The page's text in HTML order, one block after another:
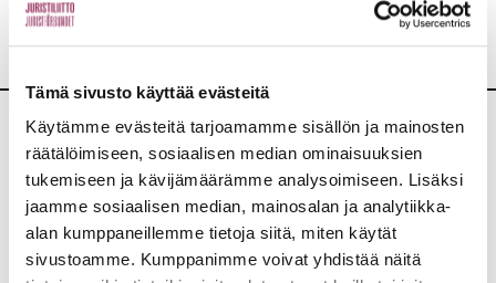
Tämä sivusto käyttää evästeitä
Käytämme evästeitä tarjoamamme sisällön ja mainosten
räätälöimiseen, sosiaalisen median ominaisuuksien
tukemiseen ja kävijämäärämme analysoimiseen. Lisäksi
jaamme sosiaalisen median, mainosalan ja analytiikka-
alan kumppaneillemme tietoja siitä, miten käytät
sivustoamme. Kumppanimme voivat yhdistää näitä
Lisää uutisia
KAIKKI UUTISET
Uutiset 4.8.2026